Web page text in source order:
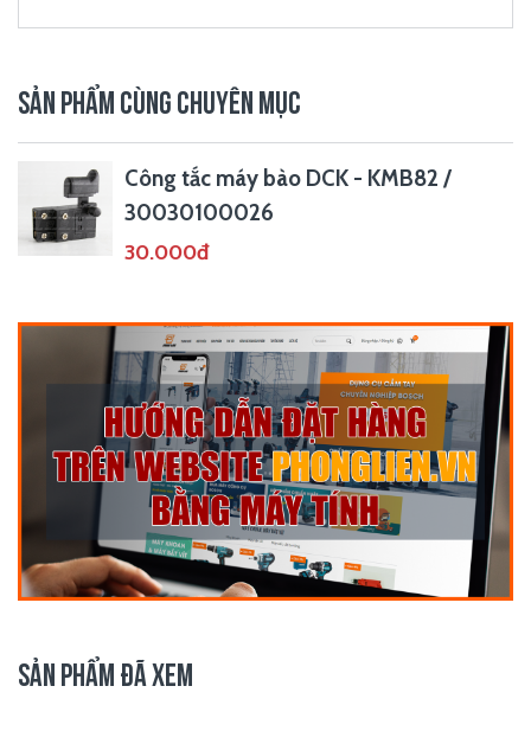
SẢN PHẨM CÙNG CHUYÊN MỤC
Công tắc máy bào DCK - KMB82 /
30030100026
30.000đ
SẢN PHẨM ĐÃ XEM